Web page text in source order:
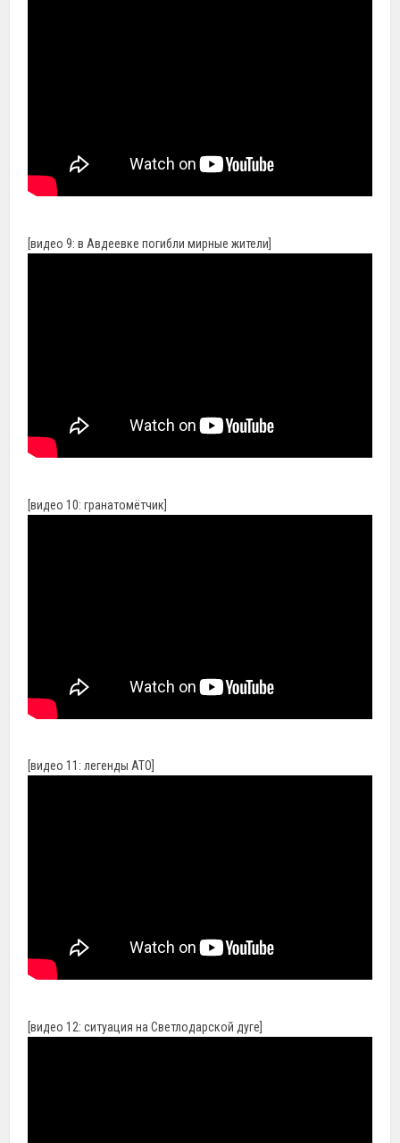
[видео 9: в Авдеевке погибли мирные жители]
[видео 10: гранатомётчик]
[видео 11: легенды АТО]
[видео 12: ситуация на Светлодарской дуге]